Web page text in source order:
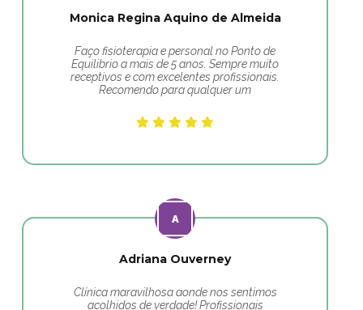
Monica Regina Aquino de Almeida
Faço fisioterapia e personal no Ponto de
Equilibrio a mais de 5 anos. Sempre muito
receptivos e com excelentes profissionais.
Recomendo para qualquer um
Adriana Ouverney
Clínica maravilhosa aonde nos sentimos
acolhidos de verdade! Profissionais